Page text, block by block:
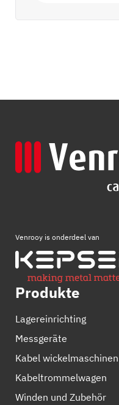
Venrooy is onderdeel van
Produkte
Lagereinrichting
Messgeräte
Kabel wickelmaschinen
Kabeltrommelwagen
Winden und Zubehör